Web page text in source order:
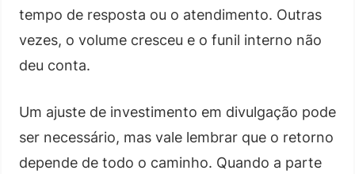
tempo de resposta ou o atendimento. Outras
vezes, o volume cresceu e o funil interno não
deu conta.
Um ajuste de investimento em divulgação pode
ser necessário, mas vale lembrar que o retorno
depende de todo o caminho. Quando a parte